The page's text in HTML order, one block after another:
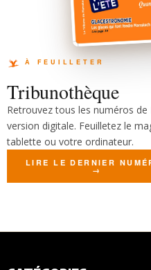
Tribunothèque
Retrouvez tous les numéros
version digitale. Feuilletez le
tablette ou votre ordinateur.
LIRE LE DERNIER